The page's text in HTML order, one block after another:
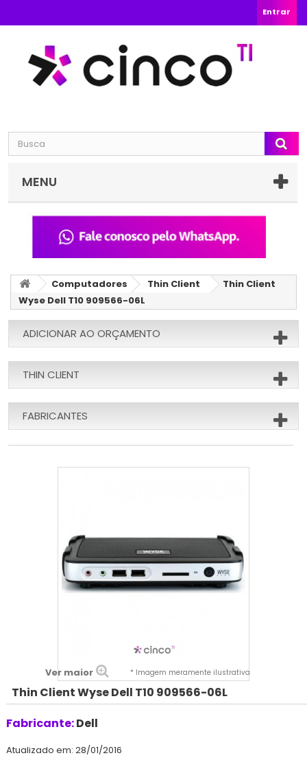
Entrar
MENU
Computadores Thin Client
Thin Client
Wyse Dell T10 909566-06L
ADICIONAR AO ORÇAMENTO
THIN CLIENT
FABRICANTES
Ver maior * Imagem meramente ilustrativa
Thin Client Wyse Dell T10 909566-06L
Fabricante:Dell
Atualizado em: 28/01/2016